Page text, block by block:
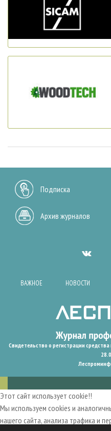
Подписка
Архив журналов
ВАЖНОЕ НОВОСТИ
Свидетельство о регистрации
Этот сайт использует cookie!!
Мы используем cookies и
нашего сайта, анализа трафика и